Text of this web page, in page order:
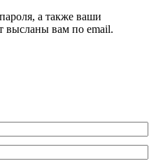
а также ваши
высланы вам по email.